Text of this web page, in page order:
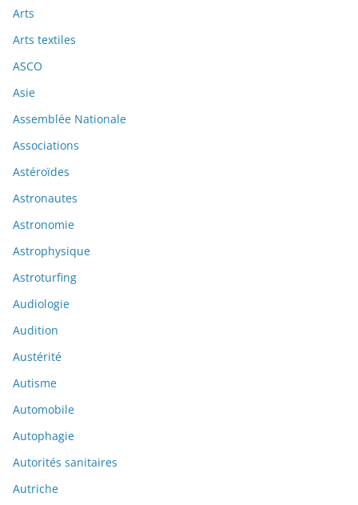
Arts
Arts textiles
ASCO
Asie
Assemblée Nationale
Associations
Astéroïdes
Astronautes
Astronomie
Astrophysique
Astroturfing
Audiologie
Audition
Austérité
Autisme
Automobile
Autophagie
Autorités sanitaires
Autriche